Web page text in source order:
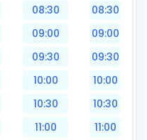
08:30
09:00
09:30
10:00
10:30
11:00
08:30
09:00
09:30
10:00
10:30
11:00